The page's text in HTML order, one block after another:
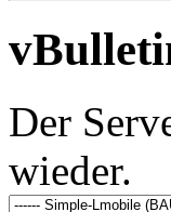
Der
wieder.